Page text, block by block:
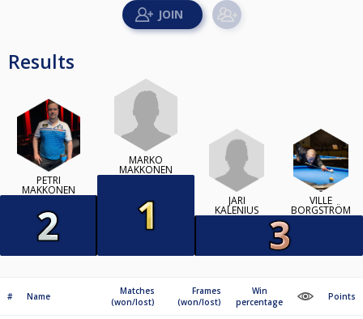
Results
PETRI
MAKKONEN
MARKO
MAKKONEN
JARI
KALENIUS
VILLE
BORGSTRÖM
# Name
Matches
(won/lost)
Frames
(won/lost)
Win
percentage
Points